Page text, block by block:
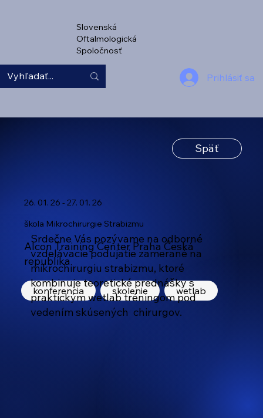
Slovenská
Oftalmologická
Spoločnosť
Prihlásiť sa
Späť
26. 01. 26 - 27. 01. 26
škola Mikrochirurgie Strabizmu
Alcon Training Center Praha Česká
republika
konferencia skolenie wetlab
Srdečne Vás pozývame na odborné
vzdelávacie podujatie zamerané na
mikrochirurgiu strabizmu, ktoré
kombinuje teoretické prednášky s
praktickým wetlab tréningom pod
vedením skúsených chirurgov.